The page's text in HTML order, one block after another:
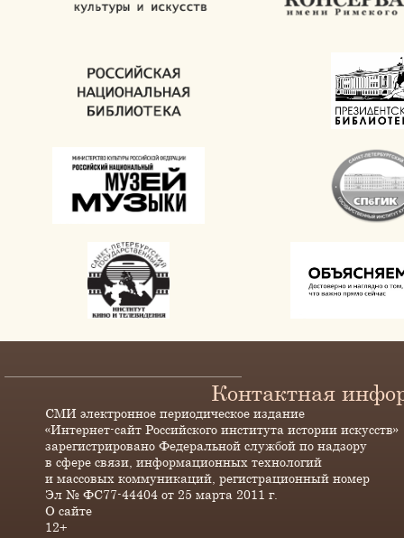
Контактная
СМИ электронное периодическое издание
«Интернет-сайт Российского института истории искусств»
зарегистрировано Федеральной службой по надзору
в сфере связи, информационных технологий
и массовых коммуникаций, регистрационный номер
Эл № ФС77-44404 от 25 марта 2011 г.
О сайте
12+